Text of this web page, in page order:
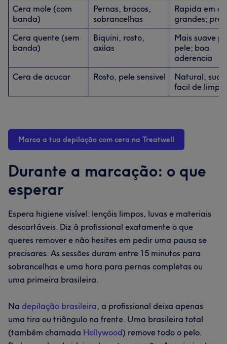
Cera mole (com
banda)
Pernas, bracos,
sobrancelhas
Rapida em
grandes;
Cera quente (sem
banda)
Biquini, rosto,
axilas
Mais suave
pele; boa
aderencia
Cera de acucar
Rosto, pele sensivel
Natural,
facil de
Marca a tua depilação com cera na Treatwell
Durante a marcação: o que
esperar
Espera higiene visível: lençóis limpos, luvas e materiais
descartáveis. Diz à profissional exatamente o que
queres remover e não hesites em pedir uma pausa se
precisares. As sessões duram entre 15 minutos para
sobrancelhas e uma hora para pernas completas ou
uma primeira brasileira.
Na depilação brasileira, a profissional deixa apenas
uma tira ou triângulo na frente. Uma brasileira total
(também chamada Hollywood) remove todo o pelo.